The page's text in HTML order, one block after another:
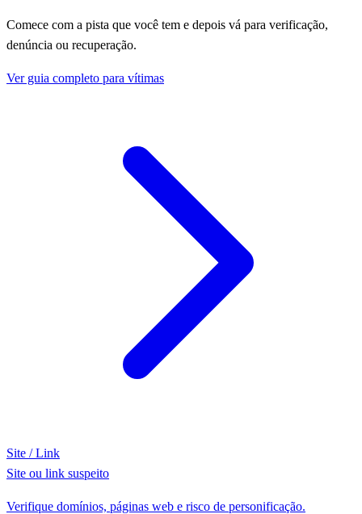
Comece com a pista que você tem e depois vá para verificação,
denúncia ou recuperação.
Ver guia completo para vítimas
Site / Link
Site ou link suspeito
Verifique domínios, páginas web e risco de personificação.